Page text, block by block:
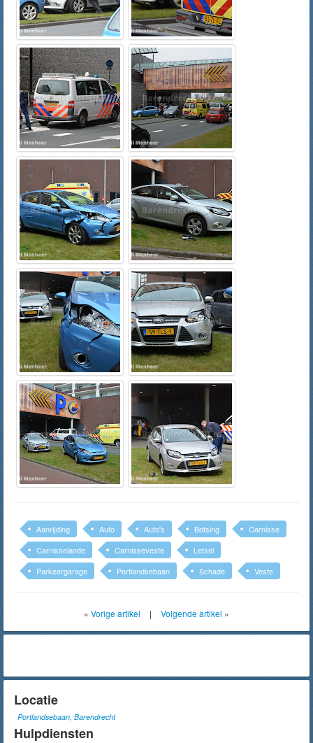
Aanrijding Auto Auto's Botsing
Carnisse
Carnisselande
Carnisseveste
Letsel
Parkeergarage
Portlandsebaan Schade Veste
« Vorige artikel | Volgende artikel »
Locatie
Portlandsebaan, Barendrecht
Hulpdiensten